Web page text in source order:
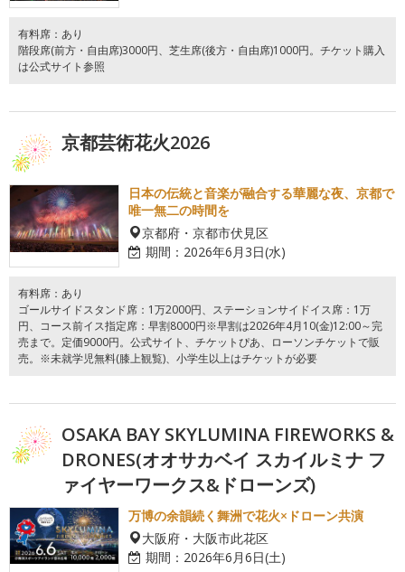
有料席：あり
階段席(前方・自由席)3000円、芝生席(後方・自由席)1000円。チケット購入
は公式サイト参照
京都芸術花火2026
日本の伝統と音楽が融合する華麗な夜、京都で
唯一無二の時間を
京都府・京都市伏見区
期間： 2026年6月3日(水)
有料席：あり
ゴールサイドスタンド席：1万2000円、ステーションサイドイス席：1万
円、コース前イス指定席：早割8000円※早割は2026年4月10(金)12:00～完
売まで。定価9000円。公式サイト、チケットぴあ、ローソンチケットで販
売。※未就学児無料(膝上観覧)、小学生以上はチケットが必要
OSAKA BAY SKYLUMINA FIREWORKS &
DRONES(オオサカベイ スカイルミナ フ
ァイヤーワークス&ドローンズ)
万博の余韻続く舞洲で花火×ドローン共演
大阪府・大阪市此花区
期間： 2026年6月6日(土)